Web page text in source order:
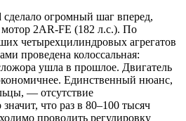
сделало огромный шаг вперед,
2AR-FE (182 л.с.). По
четырехцилиндровых агрегатов
проведена колоссальная:
ушла в прошлое. Двигатель
Единственный нюанс,
— отсутствие
что раз в 80–100 тысяч
проводить регулировку